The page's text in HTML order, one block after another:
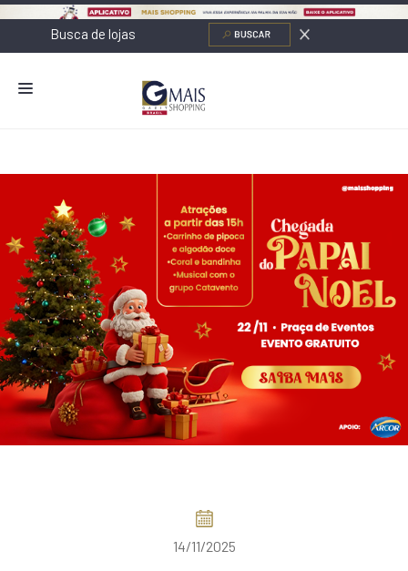
ALIMENTAÇÃO
CONTATO
NOVOS NEGÓCIOS
O SHOPPING
SERVIÇOS
SHOPPINGS DA GAZIT
COMO CHEGAR
14/11/2025